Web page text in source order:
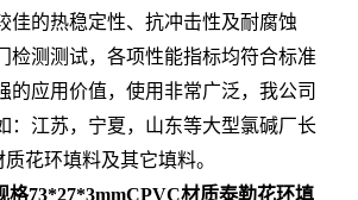
佳的热稳定性、抗冲击性及耐腐蚀
检测测试，各项性能指标均符合标准
的应用价值，使用非常广泛，我公司
：江苏，宁夏，山东等大型氯碱厂长
花环填料及其它填料。
格73*27*3mmCPVC材质泰勒花环填